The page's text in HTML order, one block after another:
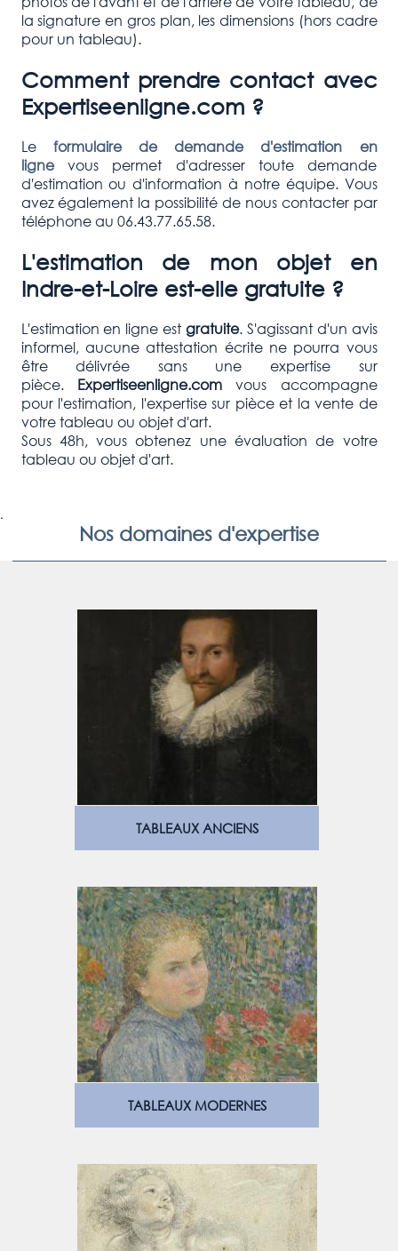
la signature en gros plan, les dimensions (hors cadre
pour un tableau).
Comment prendre contact avec
Expertiseenligne.com ?
Le formulaire de demande d'estimation en
lignevous permet d'adresser toute demande
d'estimation ou d'information à notre équipe. Vous
avez également la possibilité de nous contacter par
téléphone au 06.43.77.65.58.
L'estimation de mon objet en
Indre-et-Loire est-elle gratuite ?
L'estimation en ligne est gratuite. S'agissant d'un avis
informel, aucune attestation écrite ne pourra vous
être délivrée sans une expertise sur
pièce. Expertiseenligne.comvous accompagne
pour l'estimation, l'expertise sur pièce et la vente de
votre tableau ou objet d'art.
Sous 48h, vous obtenez une évaluation de votre
tableau ou objet d'art.
.
Nos domaines d'expertise
TABLEAUX ANCIENS
TABLEAUX MODERNES